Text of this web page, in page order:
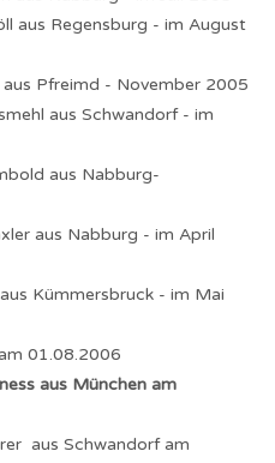
aus Regensburg - im August
Pfreimd - November 2005
aus Schwandorf - im
aus Nabburg-
aus Nabburg - im April
Kümmersbruck - im Mai
01.08.2006
aus München am
aus Schwandorf am